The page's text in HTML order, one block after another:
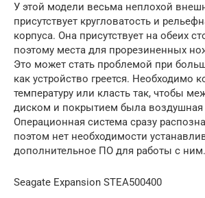
У этой модели весьма неплохой
присутствует кругловатость и
корпуса. Она присутствует на обеих
поэтому места для прорезиненных
Это может стать проблемой при
как устройство греется. Необходимо
температуру или класть так, чтобы
диском и покрытием была воздушная
Операционная система сразу
поэтом нет необходимости
дополнительное ПО для работы с ним.
Seagate Expansion STEA500400